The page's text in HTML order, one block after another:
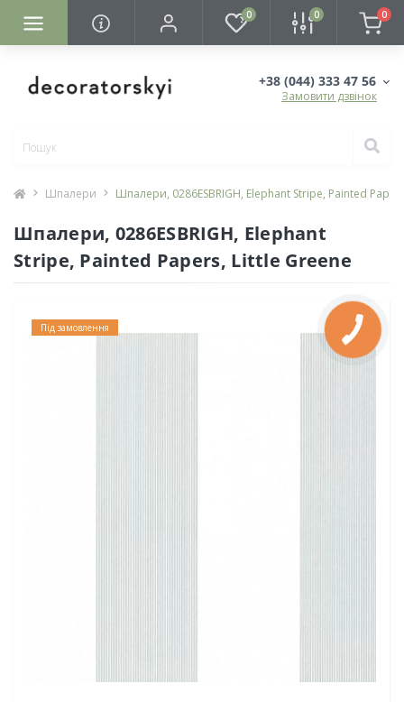
0 0 0
+38 (044) 333 47 56
Замовити дзвінок
Шпалери Шпалери, 0286ESBRIGH, Elephant Stripe, Painted
Шпалери, 0286ESBRIGH, Elephant
Stripe, Painted Papers, Little Greene
Під замовлення